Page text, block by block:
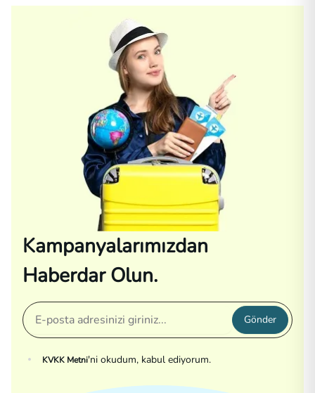
Kampanyalarımızdan
Haberdar Olun.
Gönder
KVKK Metni'ni okudum, kabul ediyorum.